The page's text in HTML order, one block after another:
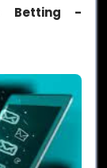
Betting -